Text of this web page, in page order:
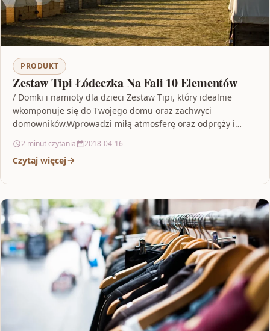
PRODUKT
Zestaw Tipi Łódeczka Na Fali 10 Elementów
/ Domki i namioty dla dzieci Zestaw Tipi, który idealnie
wkomponuje się do Twojego domu oraz zachwyci
domowników.Wprowadzi miłą atmosferę oraz odpręży i
2 minut czytania 2018-04-16
Czytaj więcej